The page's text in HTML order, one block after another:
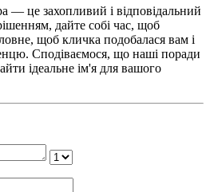
— це захопливий і відповідальний
дайте собі час, щоб
щоб кличка подобалася вам і
Сподіваємося, що наші поради
ідеальне ім'я для вашого